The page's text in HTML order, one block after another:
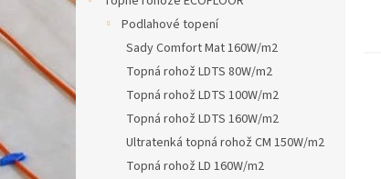
Podlahové topení
Sady Comfort Mat 160W/m2
Topná rohož LDTS 80W/m2
Topná rohož LDTS 100W/m2
Topná rohož LDTS 160W/m2
Ultratenká topná rohož CM 150W/m2
Topná rohož LD 160W/m2